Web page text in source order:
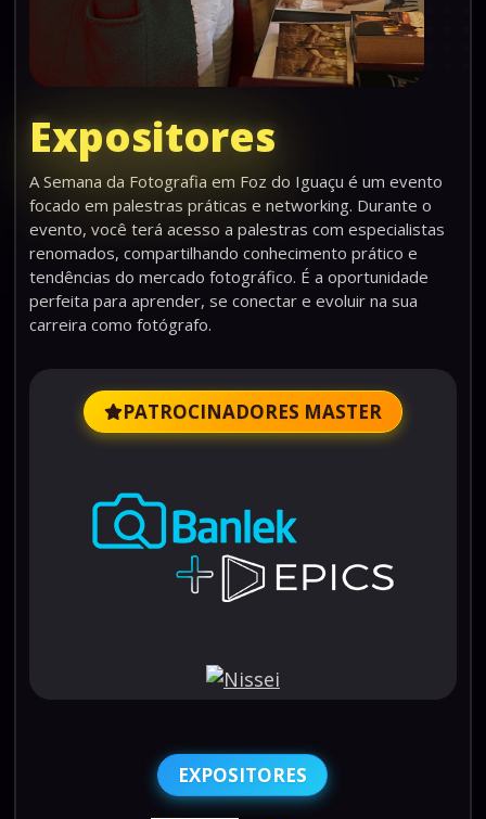
Expositores
A Semana da Fotografia em Foz do Iguaçu é um evento
focado em palestras práticas e networking. Durante o
evento, você terá acesso a palestras com especialistas
renomados, compartilhando conhecimento prático e
tendências do mercado fotográfico. É a oportunidade
perfeita para aprender, se conectar e evoluir na sua
carreira como fotógrafo.
PATROCINADORES MASTER
EXPOSITORES